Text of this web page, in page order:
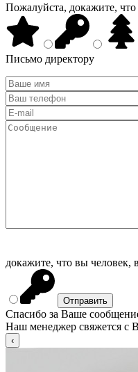
Пожалуйста, докажите,
Письмо директору
докажите, что вы человек,
Спасибо за Ваше
Наш менеджер свяжется с